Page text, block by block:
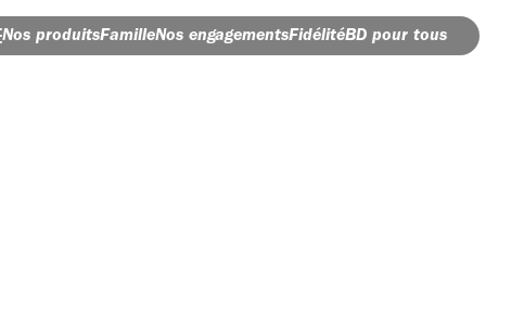
Nos produitsFamilleNos engagementsFidélitéBD pour tous